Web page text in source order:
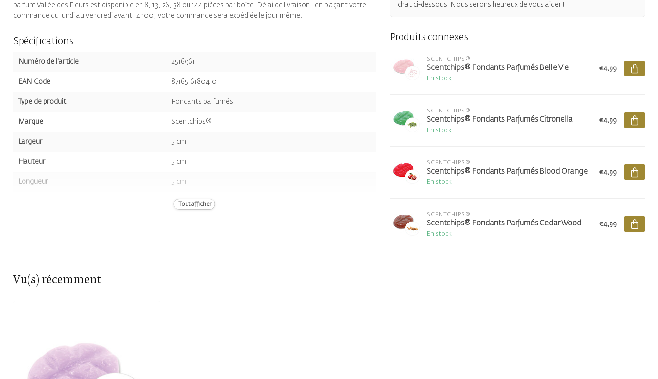
parfum Vallée des Fleurs est disponible en 8, 13, 26, 38 ou 144 pièces par boîte. Délai de livraison : en plaçant votre
commande du lundi au vendredi avant 14h00, votre commande sera expédiée le jour même.
Spécifications
Numéro de l'article 2516961
EAN Code 8716516180410
Type de produit Fondants parfumés
Marque Scentchips®
Largeur 5 cm
Hauteur 5 cm
Longueur 5 cm
8st.Tout afficher
chat ci-dessous. Nous serons heureux de vous aider !
Produits connexes
SCENTCHIPS®
Scentchips® Fondants Parfumés Belle Vie
En stock
€4,99
SCENTCHIPS®
Scentchips® Fondants Parfumés Citronella
En stock
€4,99
SCENTCHIPS®
Scentchips® Fondants Parfumés Blood Orange
En stock
€4,99
SCENTCHIPS®
Scentchips® Fondants Parfumés Cedar Wood
En stock
€4,99
Vu(s) récemment